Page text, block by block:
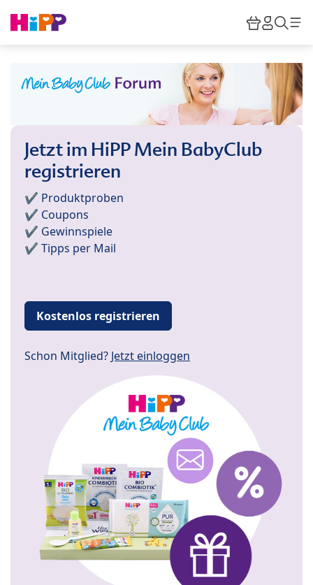
HiPP
Jetzt im HiPP Mein BabyClub
registrieren
✔️ Produktproben
✔️ Coupons
✔️ Gewinnspiele
✔️ Tipps per Mail
Kostenlos registrieren
Schon Mitglied? Jetzt einloggen